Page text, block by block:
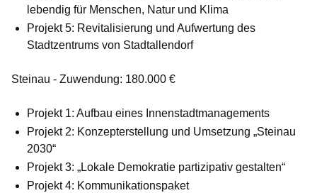
lebendig für Menschen, Natur und Klima
Projekt 5: Revitalisierung und Aufwertung des
Stadtzentrums von Stadtallendorf
Steinau - Zuwendung: 180.000 €
Projekt 1: Aufbau eines Innenstadtmanagements
Projekt 2: Konzepterstellung und Umsetzung „Steinau
2030“
Projekt 3: „Lokale Demokratie partizipativ gestalten“
Projekt 4: Kommunikationspaket